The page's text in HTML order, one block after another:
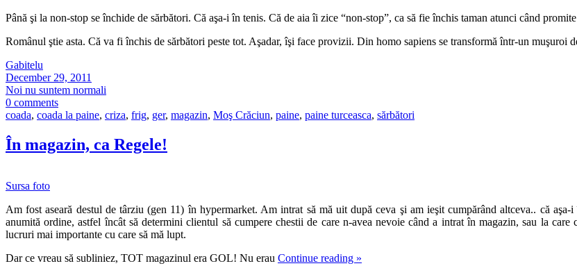
Până şi la non-stop se închide de sărbători. Că aşa-i în tenis. Că de aia îi zice “non-stop”, ca să fie închis taman atunci când
Românul ştie asta. Că va fi închis de sărbători peste tot. Aşadar, îşi face provizii. Din homo sapiens se transformă într-un muşuroi
Gabitelu
December 29, 2011
Noi nu suntem normali
0 comments
coada, coada la paine, criza, frig, ger, magazin, Moş Crăciun, paine, paine turceasca, sărbători
În magazin, ca Regele!
Sursa foto
Am fost aseară destul de târziu (gen 11) în hypermarket. Am intrat să mă uit după ceva şi am ieşit cumpărând altceva.. că
anumită ordine, astfel încât să determini clientul să cumpere chestii de care n-avea nevoie când a intrat în magazin, sau la
lucruri mai importante cu care să mă lupt.
Dar ce vreau să subliniez, TOT magazinul era GOL! Nu erau Continue reading »